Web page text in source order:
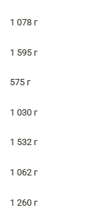
1 078 г
1 595 г
575 г
1 030 г
1 532 г
1 062 г
1 260 г